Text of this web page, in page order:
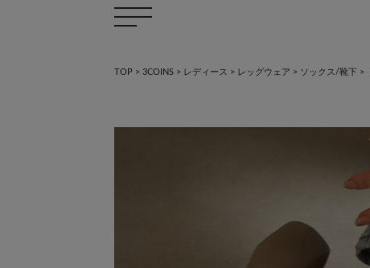
TOP > 3COINS > レディース > レッグウェア > ソックス/靴下 >